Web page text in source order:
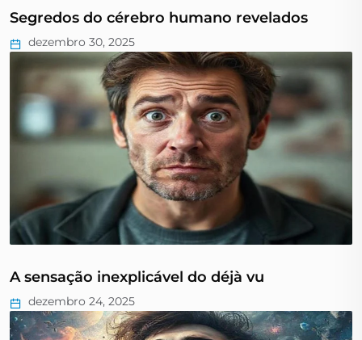
Segredos do cérebro humano revelados
dezembro 30, 2025
A sensação inexplicável do déjà vu
dezembro 24, 2025